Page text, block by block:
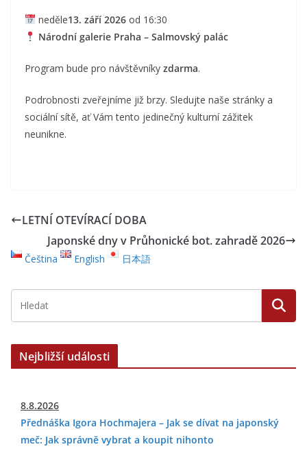
neděle13. září 2026od 16:30
Národní galerie Praha – Salmovský palác
Program bude pro návštěvníky zdarma.
Podrobnosti zveřejníme již brzy. Sledujte naše stránky a
sociální sítě, ať Vám tento jedinečný kulturní zážitek
neunikne.
LETNÍ OTEVÍRACÍ DOBA
Japonské dny v Průhonické bot. zahradě 2026
Čeština English 日本語
Nejbližší události
8.8.2026
Přednáška Igora Hochmajera – Jak se dívat na japonský
meč: Jak správně vybrat a koupit nihonto